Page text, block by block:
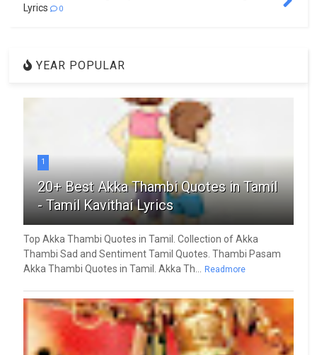
Lyrics
0
YEAR POPULAR
1
20+ Best Akka Thambi Quotes in Tamil
- Tamil Kavithai Lyrics
Top Akka Thambi Quotes in Tamil. Collection of Akka
Thambi Sad and Sentiment Tamil Quotes. Thambi Pasam
Akka Thambi Quotes in Tamil. Akka Th... Readmore